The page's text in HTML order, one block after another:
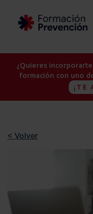
¿Quieres
formación con uno
¡TE
< Volver